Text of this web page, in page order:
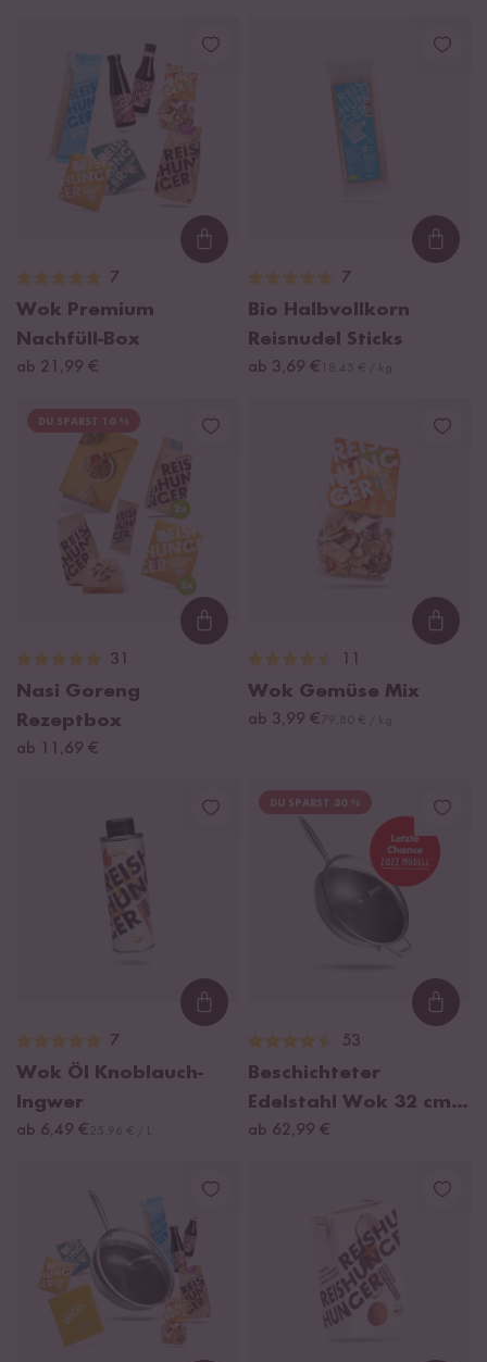
Loading...
7
Wok Premium
Nachfüll-Box
ab 21,99 €
7
Bio Halbvollkorn
Reisnudel Sticks
ab 3,69 €
DU SPARST 10 %
Loading...
31
Nasi Goreng
Rezeptbox
ab 11,69 €
Wok Gemüse Mix
ab 3,99 €
Loading...
7
Wok Öl Knoblauch-
Ingwer
ab 6,49 €
DU SPARST 30 %
53
Beschichteter
Edelstahl Wok 32 cm,
2022 Modell
ab 62,99 €